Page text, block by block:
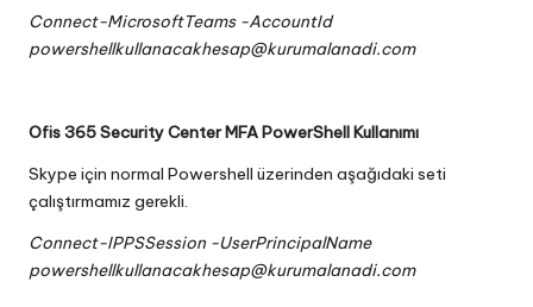
Connect-MicrosoftTeams -AccountId
powershellkullanacakhesap@kurumalanadi.com
Ofis 365 Security Center MFA PowerShell Kullanımı
Skype için normal Powershell üzerinden aşağıdaki seti
çalıştırmamız gerekli.
Connect-IPPSSession -UserPrincipalName
powershellkullanacakhesap@kurumalanadi.com